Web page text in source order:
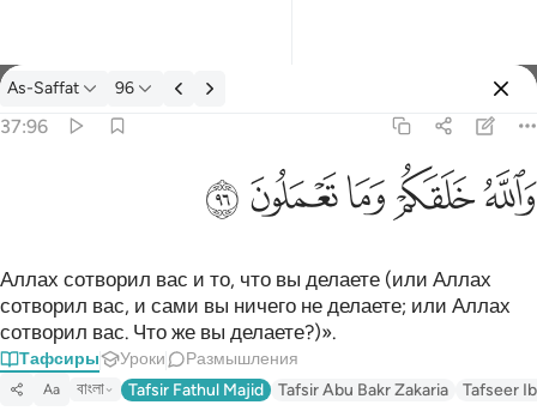
Тафсир: As-Saffat 37:96
As-Saffat 96
37:96
وَٱللَّهُ خَلَقَكُمْ وَمَا تَعْمَلُونَ ٩٦
ﲤﲥﲦﲧﲨ
Аллах сотворил вас и то, что вы делаете (или Аллах
сотворил вас, и сами вы ничего не делаете; или Аллах
сотворил вас. Что же вы делаете?)».
Тафсиры Уроки Размышления
Aa বাংলা Tafsir Fathul Majid Tafsir Abu Bakr Zakaria Tafseer